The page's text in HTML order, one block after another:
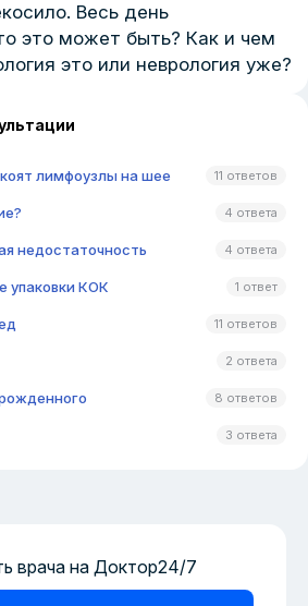
Весь день
это может быть? Как и чем
это или неврология уже?
лимфоузлы на шее 11 ответов
4 ответа
недостаточность 4 ответа
упаковки КОК 1 ответ
11 ответов
2 ответа
8 ответов
3 ответа
врача на Доктор24/7